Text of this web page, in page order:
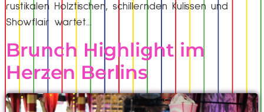
rustikalen Holztischen, schillernden Kulissen und
Showflair wartet…
Brunch Highlight im
Herzen Berlins